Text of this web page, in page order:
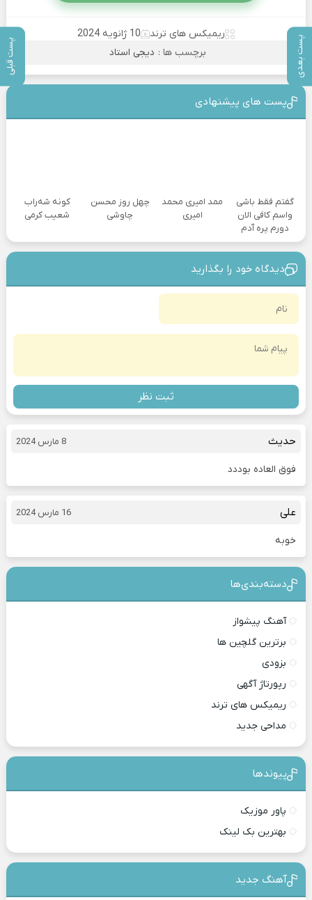
پست بعدی پست قبلی
ریمیکس های ترند
10 ژانویه 2024
برچسب ها : دیجی استاد
پست های پیشنهادی
گفتم فقط باشی
واسم کافی الان
دورم پره آدم
ممد امیری محمد
امیری
چهل روز محسن
چاوشی
کونه شه‌راب
شعیب کرمی
دیدگاه خود را بگذارید
ثبت نظر
حدیث 8 مارس 2024
فوق العاده بوددد
علی 16 مارس 2024
خوبه
دسته‌بندی‎‌‌ها
آهنگ پیشواز
برترین گلچین ها
بزودی
رپورتاژ آگهی
ریمیکس های ترند
مداحی جدید
پیوندها
پاور موزیک
بهترین بک لینک
آهنگ جدید